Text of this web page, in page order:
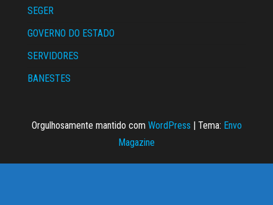
SEGER
GOVERNO DO ESTADO
SERVIDORES
BANESTES
Orgulhosamente mantido com WordPress | Tema: Envo
Magazine